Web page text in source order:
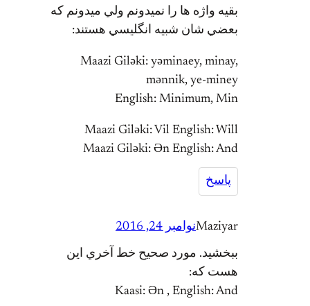
بقيه واژه ها را نميدونم ولي ميدونم كه
بعضي شان شبيه انگليسي هستند:
Maazi Gilәki: yәminaey, minay,
mәnnik, ye-miney
English: Minimum, Min
Maazi Gilәki: Vil English: Will
Maazi Gilәki: Әn English: And
پاسخ
Maziyarنوامبر 24, 2016
ببخشيد. مورد صحيح خط آخري اين
هست كه:
Kaasi: Әn , English: And